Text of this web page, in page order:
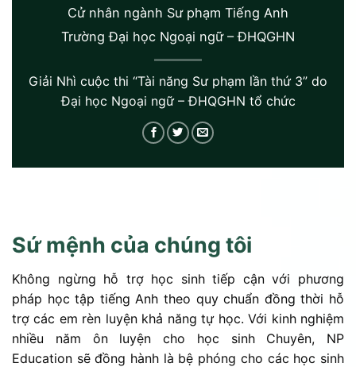
Cử nhân ngành Sư phạm Tiếng Anh
Trường Đại học Ngoại ngữ – ĐHQGHN
Giải Nhì cuộc thi “Tài năng Sư phạm lần thứ 3” do
Đại học Ngoại ngữ – ĐHQGHN tổ chức
Sứ mệnh của chúng tôi
Không ngừng hỗ trợ học sinh tiếp cận với phương
pháp học tập tiếng Anh theo quy chuẩn đồng thời hỗ
trợ các em rèn luyện khả năng tự học. Với kinh nghiệm
nhiều năm ôn luyện cho học sinh Chuyên, NP
Education sẽ đồng hành là bệ phóng cho các học sinh